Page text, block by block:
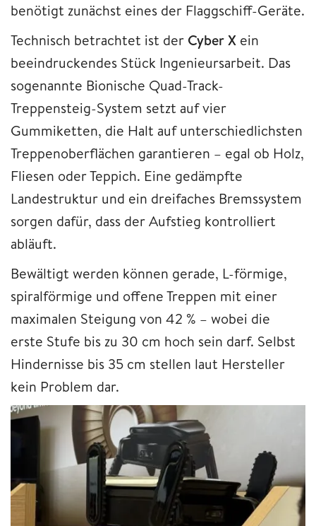
benötigt zunächst eines der Flaggschiff-Geräte.
Technisch betrachtet ist der Cyber X ein
beeindruckendes Stück Ingenieursarbeit. Das
sogenannte Bionische Quad-Track-
Treppensteig-System setzt auf vier
Gummiketten, die Halt auf unterschiedlichsten
Treppenoberflächen garantieren – egal ob Holz,
Fliesen oder Teppich. Eine gedämpfte
Landestruktur und ein dreifaches Bremssystem
sorgen dafür, dass der Aufstieg kontrolliert
abläuft.
Bewältigt werden können gerade, L-förmige,
spiralförmige und offene Treppen mit einer
maximalen Steigung von 42 % – wobei die
erste Stufe bis zu 30 cm hoch sein darf. Selbst
Hindernisse bis 35 cm stellen laut Hersteller
kein Problem dar.